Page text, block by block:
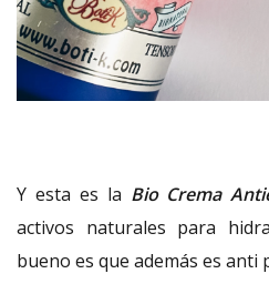
Y esta es la Bio Crema
activos naturales para
bueno es que además es anti